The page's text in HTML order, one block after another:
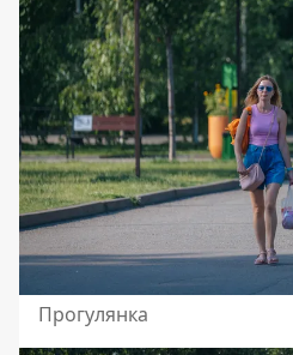
Прогулянка